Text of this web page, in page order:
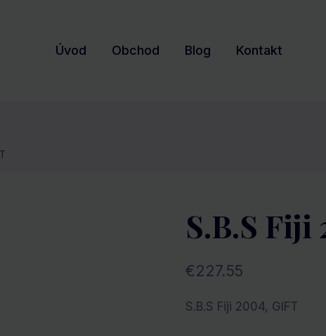
Úvod Obchod Blog Kontakt
S.B.S Fiji
€227.55
S.B.S Fiji 2004, GIFT